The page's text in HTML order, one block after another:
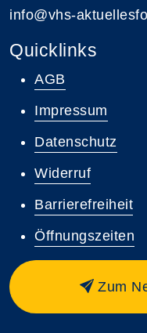
info@vhs-
Quicklinks
AGB
Impressum
Datenschutz
Widerruf
Barrierefreiheit
Öffnungszeiten
Zum